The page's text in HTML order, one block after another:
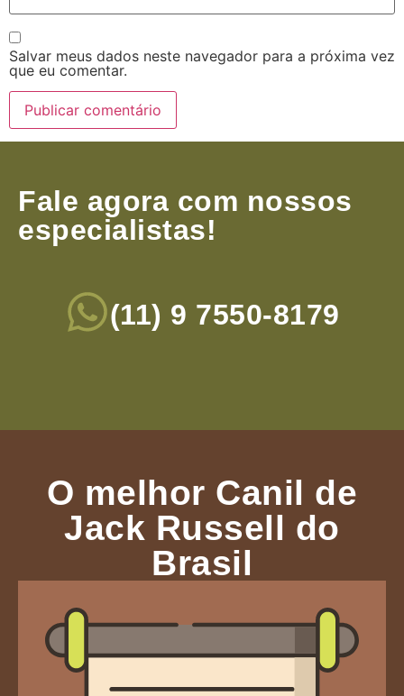
Salvar meus dados neste navegador para a próxima vez
que eu comentar.
Fale agora com nossos
especialistas!
(11) 9 7550-8179
O melhor Canil de
Jack Russell do
Brasil